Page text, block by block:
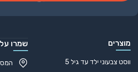
מוצרים
ווסט צבעוני ילד עד גיל 5
שמרו
המסגר 56,